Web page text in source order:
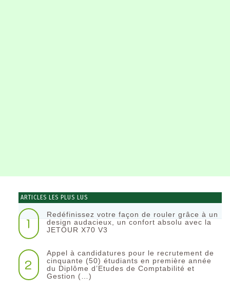
ARTICLES LES PLUS LUS
1
Redéfinissez votre façon de rouler grâce à un
design audacieux, un confort absolu avec la
JETOUR X70 V3
2
Appel à candidatures pour le recrutement de
cinquante (50) étudiants en première année
du Diplôme d’Etudes de Comptabilité et
Gestion (…)